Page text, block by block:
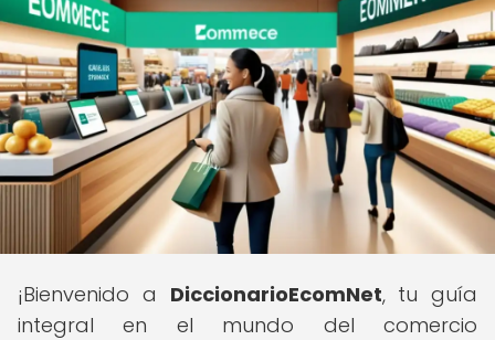
¡Bienvenido a DiccionarioEcomNet, tu guía
integral en el mundo del comercio